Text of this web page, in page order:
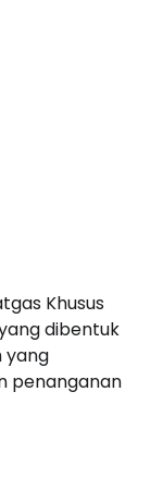
Khusus
dibentuk
yang
penanganan